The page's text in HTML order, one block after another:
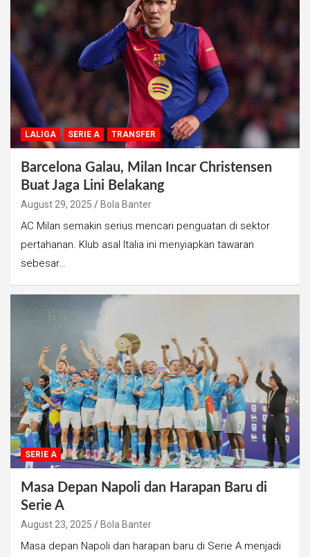
LALIGA SERIE A TRANSFER
Barcelona Galau, Milan Incar Christensen
Buat Jaga Lini Belakang
August 29, 2025 Bola Banter
AC Milan semakin serius mencari penguatan di sektor
pertahanan. Klub asal Italia ini menyiapkan tawaran
sebesar…
SERIE A
Masa Depan Napoli dan Harapan Baru di
Serie A
August 23, 2025 Bola Banter
Masa depan Napoli dan harapan baru di Serie A menjadi